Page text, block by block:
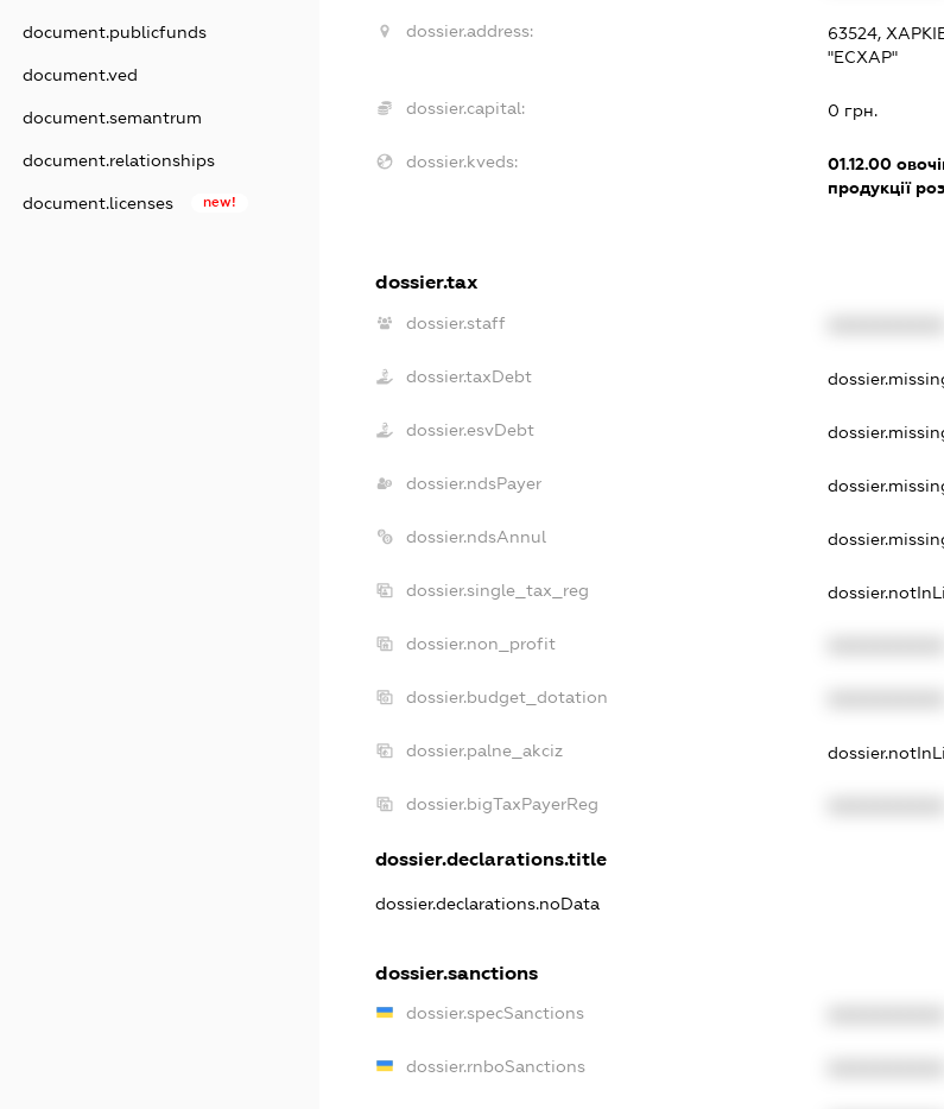
document.publicfunds
document.ved
document.semantrum
document.relationships
document.licenses new!
dossier.address:
63524,
"ЕСХАР"
dossier.capital: 0 грн.
dossier.kveds: 01.12.00
продукції
dossier.tax
dossier.staff
dossier.taxDebt
dossier.esvDebt
dossier.ndsPayer
dossier.ndsAnnul
dossier.single_tax_reg
dossier.non_profit
dossier.budget_dotation
dossier.palne_akciz
dossier.bigTaxPayerReg
dossier.declarations.title
dossier.declarations.noData
dossier.sanctions
dossier.specSanctions
dossier.rnboSanctions